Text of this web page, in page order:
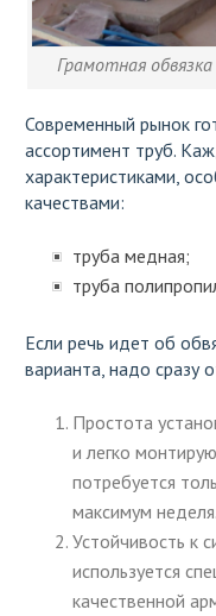
Грамотная
Современный рынок
ассортимент труб.
характеристиками,
качествами:
труба медная;
труба
Если речь идет об
варианта, надо сразу
Простота
и легко
потребуется
максимум неделя.
Устойчивость к
используется
качественной